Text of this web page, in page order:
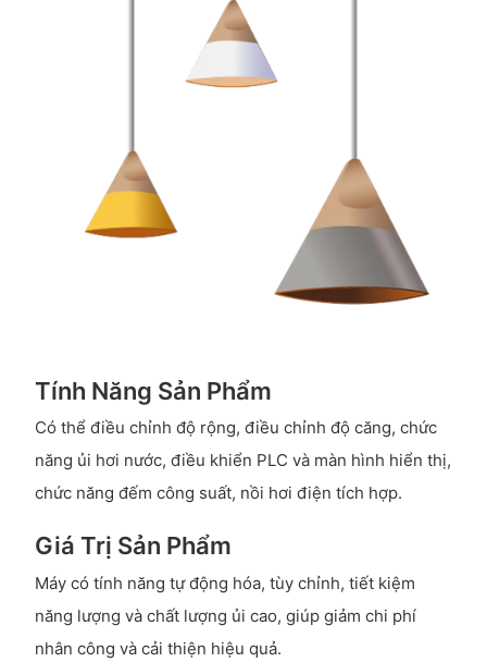
Tính Năng Sản Phẩm
Có thể điều chỉnh độ rộng, điều chỉnh độ căng, chức
năng ủi hơi nước, điều khiển PLC và màn hình hiển thị,
chức năng đếm công suất, nồi hơi điện tích hợp.
Giá Trị Sản Phẩm
Máy có tính năng tự động hóa, tùy chỉnh, tiết kiệm
năng lượng và chất lượng ủi cao, giúp giảm chi phí
nhân công và cải thiện hiệu quả.